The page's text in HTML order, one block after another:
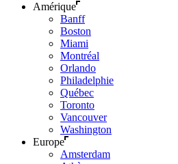
Amérique
Banff
Boston
Miami
Montréal
Orlando
Philadelphie
Québec
Toronto
Vancouver
Washington
Europe
Amsterdam